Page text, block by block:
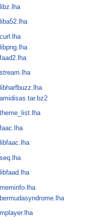
libz.lha
liba52.lha
curl.lha
libpng.lha
faad2.lha
stream.lha
libharfbuzz.lha
amidisas.tar.bz2
theme_list.lha
faac.lha
libfaac.lha
seq.lha
libfaad.lha
meminfo.lha
bermudasyndrome.lha
mplayer.lha